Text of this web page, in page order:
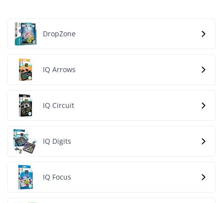
DropZone
IQ Arrows
IQ Circuit
IQ Digits
IQ Focus